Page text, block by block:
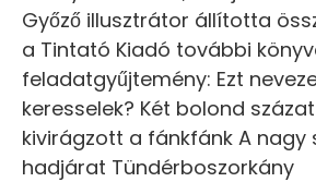
Győző illusztrátor állította
a Tintató Kiadó további
feladatgyűjtemény: Ezt
keresselek? Két bolond
kivirágzott a fánkfánk A nagy
hadjárat Tündérboszorkány